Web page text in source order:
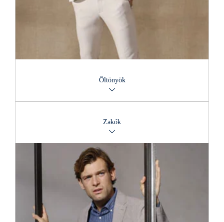
Öltönyök
közel 650 különböző modellből választhatsz.
Zakók